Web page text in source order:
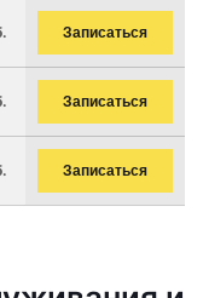
Записаться
Записаться
Записаться